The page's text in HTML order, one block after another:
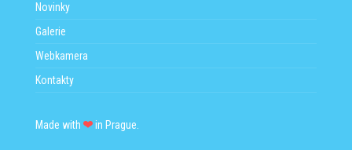
Novinky
Galerie
Webkamera
Kontakty
Made with in Prague.